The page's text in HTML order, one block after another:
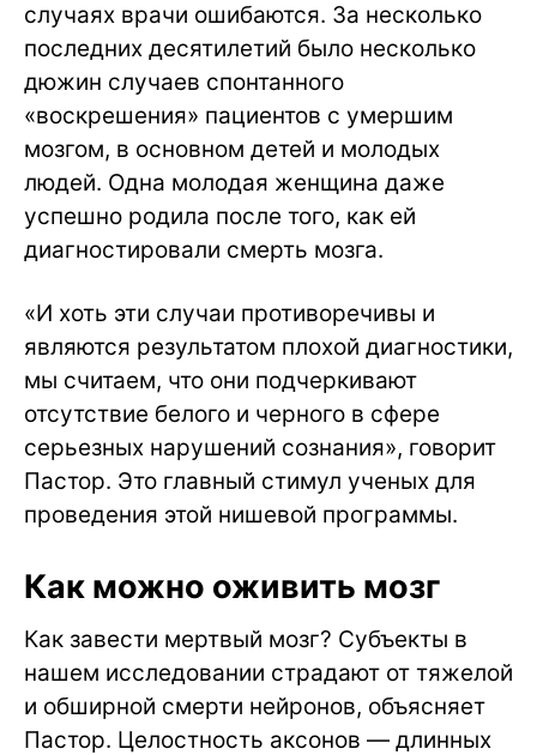
случаях врачи ошибаются. За несколько
последних десятилетий было несколько
дюжин случаев спонтанного
«воскрешения» пациентов с умершим
мозгом, в основном детей и молодых
людей. Одна молодая женщина даже
успешно родила после того, как ей
диагностировали смерть мозга.
«И хоть эти случаи противоречивы и
являются результатом плохой диагностики,
мы считаем, что они подчеркивают
отсутствие белого и черного в сфере
серьезных нарушений сознания», говорит
Пастор. Это главный стимул ученых для
проведения этой нишевой программы.
Как можно оживить мозг
Как завести мертвый мозг? Субъекты в
нашем исследовании страдают от тяжелой
и обширной смерти нейронов, объясняет
Пастор. Целостность аксонов — длинных